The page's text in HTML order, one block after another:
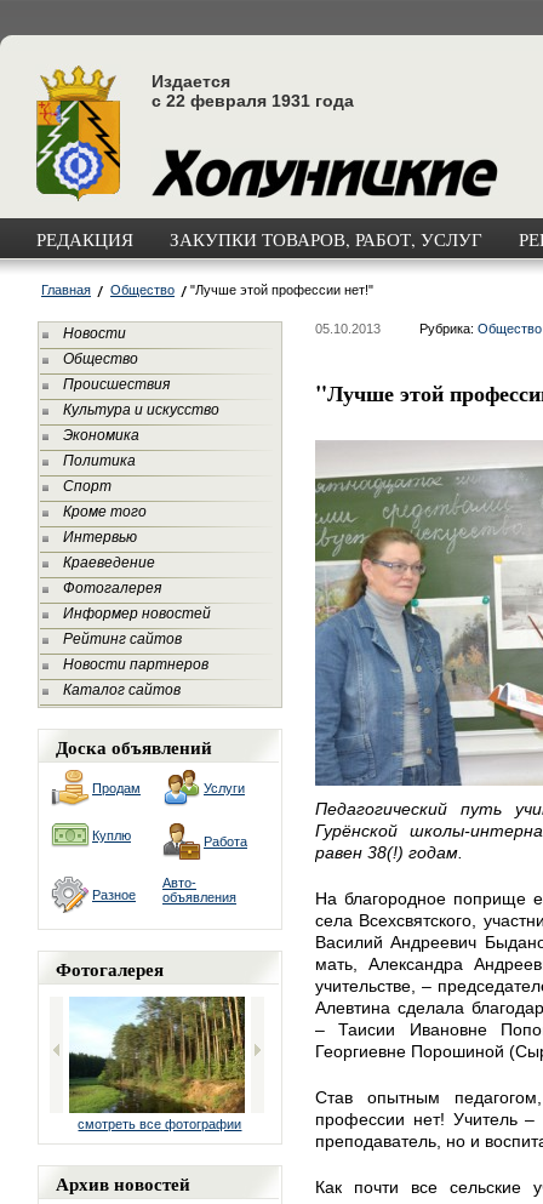
Издается
с 22 февраля 1931 года
РЕДАКЦИЯ ЗАКУПКИ ТОВАРОВ, РАБОТ, УСЛУГ
Главная Общество "Лучше этой профессии нет!"
Новости
Общество
Происшествия
Культура и искусство
Экономика
Политика
Спорт
Кроме того
Интервью
Краеведение
Фотогалерея
Информер новостей
Рейтинг сайтов
Новости партнеров
Каталог сайтов
Доска объявлений
Продам Услуги
Куплю Работа
Разное
Авто-
объявления
Фотогалерея
смотреть все фотографии
Архив новостей
05.10.2013 Рубрика: Общество
"Лучше этой
Педагогический путь
Гурёнской школы-
равен 38(!) годам.
На благородное поприще
села Всехсвятского,
Василий Андреевич
мать, Александра
учительстве, –
Алевтина сделала
– Таисии Ивановне
Георгиевне Порошиной
Став опытным
профессии нет! Учитель
преподаватель, но и
Как почти все сельские